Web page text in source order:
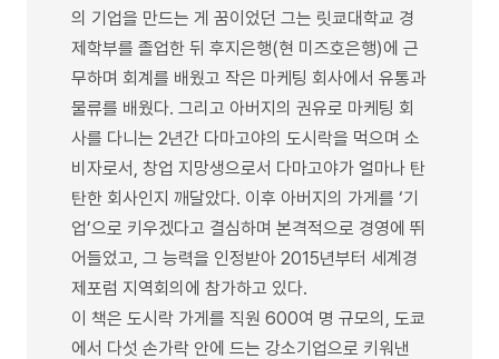
의 기업을 만드는 게 꿈이었던 그는 릿쿄대학교 경
제학부를 졸업한 뒤 후지은행(현 미즈호은행)에 근
무하며 회계를 배웠고 작은 마케팅 회사에서 유통과
물류를 배웠다. 그리고 아버지의 권유로 마케팅 회
사를 다니는 2년간 다마고야의 도시락을 먹으며 소
비자로서, 창업 지망생으로서 다마고야가 얼마나 탄
탄한 회사인지 깨달았다. 이후 아버지의 가게를 ‘기
업’으로 키우겠다고 결심하며 본격적으로 경영에 뛰
어들었고, 그 능력을 인정받아 2015년부터 세계경
제포럼 지역회의에 참가하고 있다.
이 책은 도시락 가게를 직원 600여 명 규모의, 도쿄
에서 다섯 손가락 안에 드는 강소기업으로 키워낸